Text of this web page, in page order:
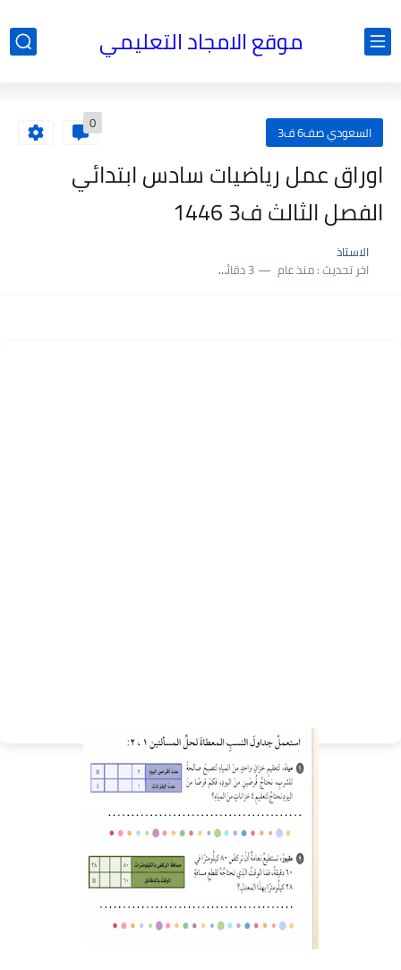
موقع الامجاد التعليمي
السعودي صف6 ف3 0
اوراق عمل رياضيات سادس ابتدائي
الفصل الثالث ف3 1446
الاستاذ
اخر تحديث :منذ عام 3 دقائق للقراءة